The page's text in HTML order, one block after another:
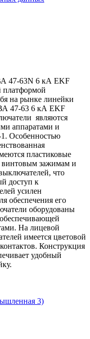
47-63N 6 кА EKF
платформой
на рынке линейки
47-63 6 кА EKF
являются
аппаратами и
Особенностью
пластиковые
зажимам и
что
доступ к
усилен
обеспечения его
оборудованы
На лицевой
имеется цветовой
Конструкция
удобный
3)